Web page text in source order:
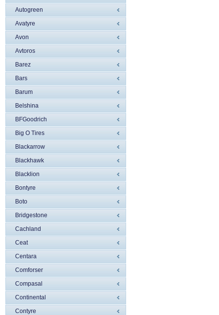
Autogreen
Avatyre
Avon
Avtoros
Barez
Bars
Barum
Belshina
BFGoodrich
Big O Tires
Blackarrow
Blackhawk
Blacklion
Bontyre
Boto
Bridgestone
Cachland
Ceat
Centara
Comforser
Compasal
Continental
Contyre